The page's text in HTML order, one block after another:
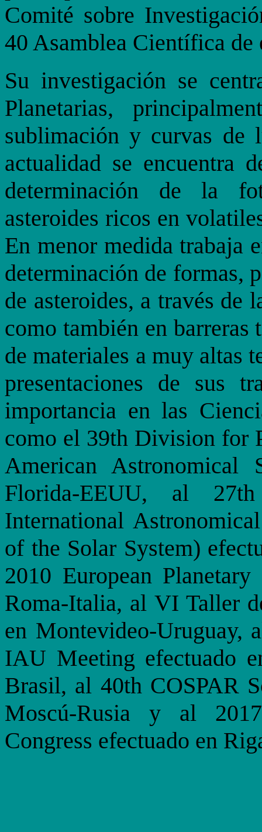
Comité sobre
40 Asamblea Científica de
Su investigación se
Planetarias,
sublimación y curvas de
actualidad se encuentra
determinación de la
asteroides ricos en
En menor medida trabaja
determinación de formas,
de asteroides, a través de
como también en
de materiales a muy altas
presentaciones de sus
importancia en las
como el 39th Division for
American Astronomical
Florida-EEUU, al
International
of the Solar System)
2010 European
Roma-Italia, al VI Taller
en Montevideo-
IAU Meeting efectuado
Brasil, al 40th COSPAR
Moscú-Rusia y al
Congress efectuado en